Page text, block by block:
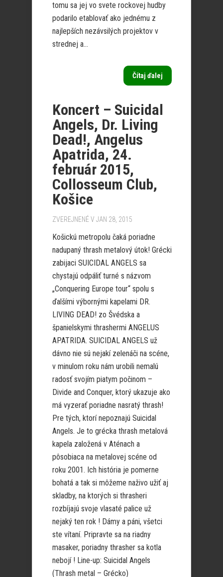
tomu sa jej vo svete rockovej hudby
podarilo etablovať ako jednému z
najlepších nezávsilých projektov v
strednej a...
Čítaj ďalej
Koncert – Suicidal
Angels, Dr. Living
Dead!, Angelus
Apatrida, 24.
február 2015,
Collosseum Club,
Košice
ZVEREJNENÉ V JAN 28, 2015
Košickú metropolu čaká poriadne
nadupaný thrash metalový útok! Grécki
zabijaci SUICIDAL ANGELS sa
chystajú odpáliť turné s názvom
„Conquering Europe tour“ spolu s
ďalšími výbornými kapelami DR.
LIVING DEAD! zo Švédska a
španielskymi thrashermi ANGELUS
APATRIDA. SUICIDAL ANGELS už
dávno nie sú nejakí zelenáči na scéne,
v minulom roku nám urobili nemalú
radosť svojím piatym počinom –
Divide and Conquer, ktorý ukazuje ako
má vyzerať poriadne nasratý thrash!
Pre tých, ktorí nepoznajú Suicidal
Angels. Je to grécka thrash metalová
kapela založená v Aténach a
pôsobiaca na metalovej scéne od
roku 2001. Ich história je pomerne
bohatá a tak si môžeme naživo užiť aj
skladby, na ktorých si thrasheri
rozbíjajú svoje vlasaté palice už
nejaký ten rok ! Dámy a páni, všetci
ste vítaní. Pripravte sa na riadny
masaker, poriadny thrasher sa kotla
nebojí ! Line-up: Suicidal Angels
(Thrash metal – Grécko)